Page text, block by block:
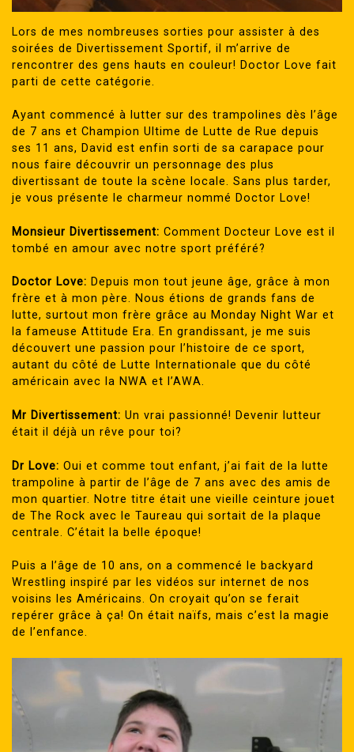
Lors de mes nombreuses sorties pour assister à des
soirées de Divertissement Sportif, il m’arrive de
rencontrer des gens hauts en couleur! Doctor Love fait
parti de cette catégorie.
Ayant commencé à lutter sur des trampolines dès l’âge
de 7 ans et Champion Ultime de Lutte de Rue depuis
ses 11 ans, David est enfin sorti de sa carapace pour
nous faire découvrir un personnage des plus
divertissant de toute la scène locale. Sans plus tarder,
je vous présente le charmeur nommé Doctor Love!
Monsieur Divertissement: Comment Docteur Love est il
tombé en amour avec notre sport préféré?
Doctor Love: Depuis mon tout jeune âge, grâce à mon
frère et à mon père. Nous étions de grands fans de
lutte, surtout mon frère grâce au Monday Night War et
la fameuse Attitude Era. En grandissant, je me suis
découvert une passion pour l’histoire de ce sport,
autant du côté de Lutte Internationale que du côté
américain avec la NWA et l’AWA.
Mr Divertissement: Un vrai passionné! Devenir lutteur
était il déjà un rêve pour toi?
Dr Love: Oui et comme tout enfant, j’ai fait de la lutte
trampoline à partir de l’âge de 7 ans avec des amis de
mon quartier. Notre titre était une vieille ceinture jouet
de The Rock avec le Taureau qui sortait de la plaque
centrale. C’était la belle époque!
Puis a l’âge de 10 ans, on a commencé le backyard
Wrestling inspiré par les vidéos sur internet de nos
voisins les Américains. On croyait qu’on se ferait
repérer grâce à ça! On était naïfs, mais c’est la magie
de l’enfance.